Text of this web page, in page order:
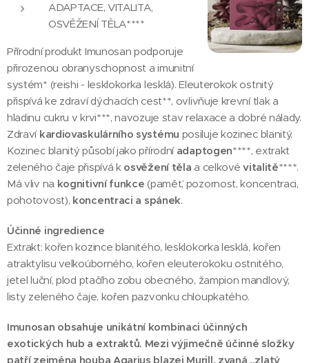
ADAPTACE, VITALITA,
OSVĚŽENÍ TĚLA****
Přírodní produkt Imunosan podporuje
přirozenou obranyschopnost a imunitní
systém* (reishi - lesklokorka lesklá). Eleuterokok ostnitý
přispívá ke zdraví dýchacích cest**, ovlivňuje krevní tlak a
hladinu cukru v krvi***, navozuje stav relaxace a dobré nálady.
Zdraví kardiovaskulárního systému posiluje kozinec blanitý.
Kozinec blanitý působí jako přírodní adaptogen****, extrakt
zeleného čaje přispívá k osvěžení těla a celkovévitalitě****.
Má vliv na kognitivní funkce (paměť, pozornost, koncentraci,
pohotovost), koncentraci a spánek.
Účinné ingredience
Extrakt: kořen kozince blanitého, lesklokorka lesklá, kořen
atraktylisu velkoúborného, kořen eleuterokoku ostnitého,
jetel luční, plod ptačího zobu obecného, žampion mandlový,
listy zeleného čaje, kořen pazvonku chloupkatého.
Imunosan obsahuje unikátní kombinaci účinných
exotických hub a extraktů. Mezi výjimečně účinné složky
patří zejména houba Agarius blazei Murill, zvaná ,,zlatý